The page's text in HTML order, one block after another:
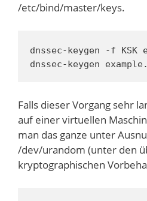
/etc/bind/master/keys.
dnssec-keygen -f KSK
dnssec-keygen
Falls dieser Vorgang sehr
auf einer virtuellen
man das ganze unter
/dev/urandom (unter den
kryptographischen